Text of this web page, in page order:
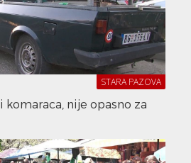
STARA PAZOVA
komaraca, nije opasno za